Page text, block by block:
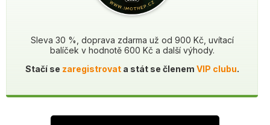
Sleva 30 %, doprava zdarma už od 900 Kč, uvítací
balíček v hodnotě 600 Kč a další výhody.
Stačí se zaregistrovata stát se členem VIP clubu.